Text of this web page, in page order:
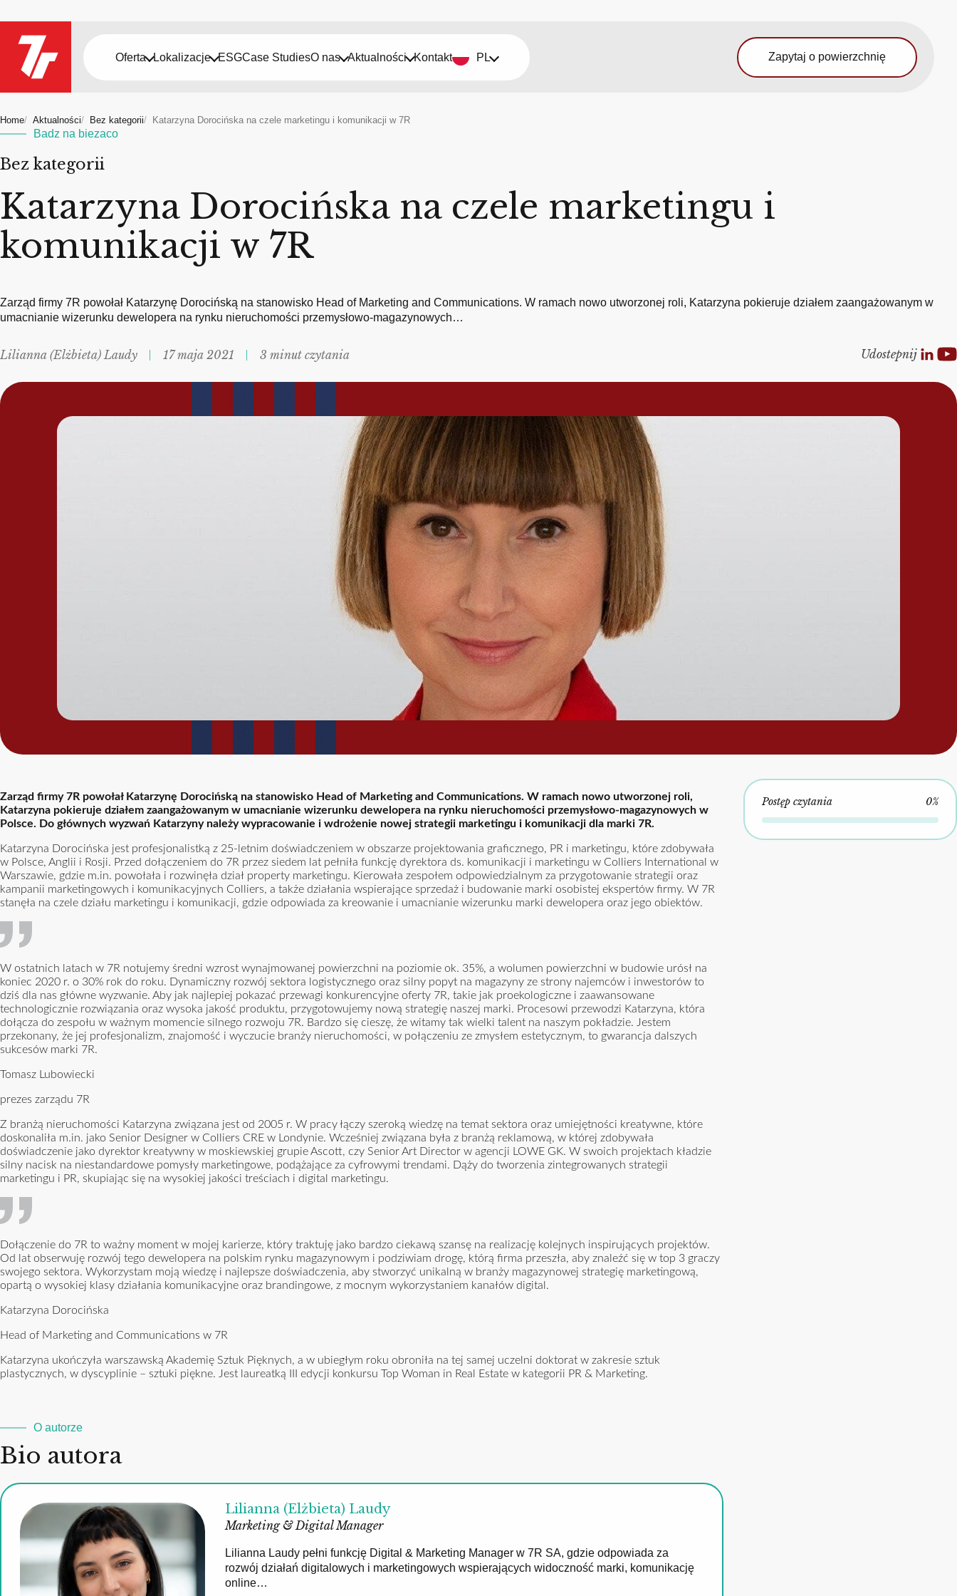
Oferta Lokalizacje ESGCase StudiesO nas Aktualności Kontakt PL Zapytaj o powierzchnię
Home Aktualności Bez kategorii Katarzyna Dorocińska na czele marketingu i komunikacji w 7R
Badz na biezaco
Bez kategorii
Katarzyna Dorocińska na czele marketingu i
komunikacji w 7R
Zarząd firmy 7R powołał Katarzynę Dorocińską na stanowisko Head of Marketing and Communications. W ramach nowo utworzonej roli, Katarzyna pokieruje działem zaangażowanym w
umacnianie wizerunku dewelopera na rynku nieruchomości przemysłowo-magazynowych…
Lilianna (Elżbieta) Laudy 17 maja 2021 3 minut czytania Udostepnij
Zarząd firmy 7R powołał Katarzynę Dorocińską na stanowisko Head of Marketing and Communications. W ramach nowo utworzonej roli,
Katarzyna pokieruje działem zaangażowanym w umacnianie wizerunku dewelopera na rynku nieruchomości przemysłowo-magazynowych w
Polsce. Do głównych wyzwań Katarzyny należy wypracowanie i wdrożenie nowej strategii marketingu i komunikacji dla marki 7R.
Katarzyna Dorocińska jest profesjonalistką z 25-letnim doświadczeniem w obszarze projektowania graficznego, PR i marketingu, które zdobywała
w Polsce, Anglii i Rosji. Przed dołączeniem do 7R przez siedem lat pełniła funkcję dyrektora ds. komunikacji i marketingu w Colliers International w
Warszawie, gdzie m.in. powołała i rozwinęła dział property marketingu. Kierowała zespołem odpowiedzialnym za przygotowanie strategii oraz
kampanii marketingowych i komunikacyjnych Colliers, a także działania wspierające sprzedaż i budowanie marki osobistej ekspertów firmy. W 7R
stanęła na czele działu marketingu i komunikacji, gdzie odpowiada za kreowanie i umacnianie wizerunku marki dewelopera oraz jego obiektów.
W ostatnich latach w 7R notujemy średni wzrost wynajmowanej powierzchni na poziomie ok. 35%, a wolumen powierzchni w budowie urósł na
koniec 2020 r. o 30% rok do roku. Dynamiczny rozwój sektora logistycznego oraz silny popyt na magazyny ze strony najemców i inwestorów to
dziś dla nas główne wyzwanie. Aby jak najlepiej pokazać przewagi konkurencyjne oferty 7R, takie jak proekologiczne i zaawansowane
technologicznie rozwiązania oraz wysoka jakość produktu, przygotowujemy nową strategię naszej marki. Procesowi przewodzi Katarzyna, która
dołącza do zespołu w ważnym momencie silnego rozwoju 7R. Bardzo się cieszę, że witamy tak wielki talent na naszym pokładzie. Jestem
przekonany, że jej profesjonalizm, znajomość i wyczucie branży nieruchomości, w połączeniu ze zmysłem estetycznym, to gwarancja dalszych
sukcesów marki 7R.
Tomasz Lubowiecki
prezes zarządu 7R
Z branżą nieruchomości Katarzyna związana jest od 2005 r. W pracy łączy szeroką wiedzę na temat sektora oraz umiejętności kreatywne, które
doskonaliła m.in. jako Senior Designer w Colliers CRE w Londynie. Wcześniej związana była z branżą reklamową, w której zdobywała
doświadczenie jako dyrektor kreatywny w moskiewskiej grupie Ascott, czy Senior Art Director w agencji LOWE GK. W swoich projektach kładzie
silny nacisk na niestandardowe pomysły marketingowe, podążające za cyfrowymi trendami. Dąży do tworzenia zintegrowanych strategii
marketingu i PR, skupiając się na wysokiej jakości treściach i digital marketingu.
Dołączenie do 7R to ważny moment w mojej karierze, który traktuję jako bardzo ciekawą szansę na realizację kolejnych inspirujących projektów.
Od lat obserwuję rozwój tego dewelopera na polskim rynku magazynowym i podziwiam drogę, którą firma przeszła, aby znaleźć się w top 3 graczy
swojego sektora. Wykorzystam moją wiedzę i najlepsze doświadczenia, aby stworzyć unikalną w branży magazynowej strategię marketingową,
opartą o wysokiej klasy działania komunikacyjne oraz brandingowe, z mocnym wykorzystaniem kanałów digital.
Katarzyna Dorocińska
Head of Marketing and Communications w 7R
Katarzyna ukończyła warszawską Akademię Sztuk Pięknych, a w ubiegłym roku obroniła na tej samej uczelni doktorat w zakresie sztuk
plastycznych, w dyscyplinie – sztuki piękne. Jest laureatką III edycji konkursu Top Woman in Real Estate w kategorii PR & Marketing.
O autorze
Bio autora
Lilianna (Elżbieta) Laudy
Marketing & Digital Manager
Lilianna Laudy pełni funkcję Digital & Marketing Manager w 7R SA, gdzie odpowiada za
rozwój działań digitalowych i marketingowych wspierających widoczność marki, komunikację
online…
Postęp czytania 0%